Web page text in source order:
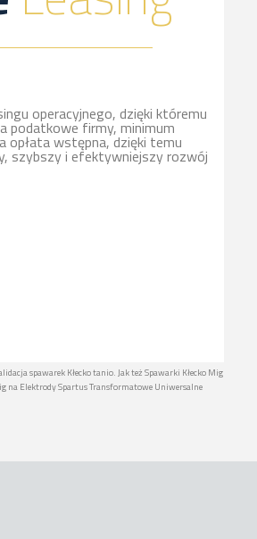
operacyjnego, dzięki któremu
podatkowe firmy, minimum
opłata wstępna, dzięki temu
szybszy i efektywniejszy rozwój
spawarek Kłecko tanio. Jak też Spawarki Kłecko Mig
na Elektrody Spartus Transformatowe Uniwersalne